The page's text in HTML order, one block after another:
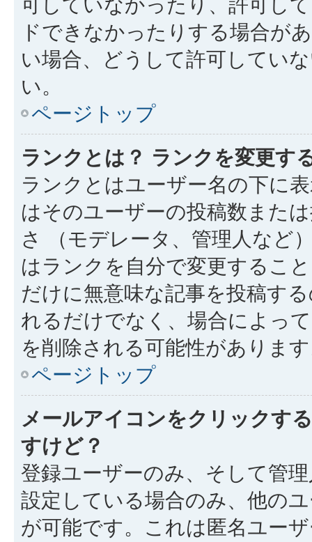
ドできなかったりする場合が
い場合、どうして許可してい
い。
ページトップ
ランクとは？ ランクを変更す
ランクとはユーザー名の下に
はそのユーザーの投稿数また
さ （モデレータ、管理人など
はランクを自分で変更するこ
だけに無意味な記事を投稿す
れるだけでなく、場合によっ
を削除される可能性がありま
ページトップ
メールアイコンをクリックす
すけど？
登録ユーザーのみ、そして管
設定している場合のみ、他の
が可能です。これは匿名ユー